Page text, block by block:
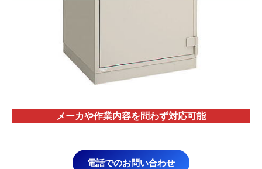
メーカや作業内容を問わず対応可能
電話でのお問い合わせ